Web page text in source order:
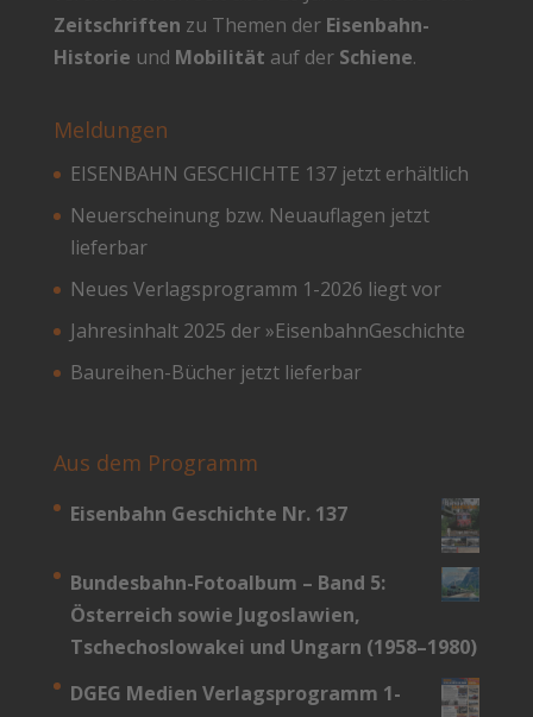
Zeitschriften zu Themen der Eisenbahn-
Historie und Mobilität auf der Schiene.
Meldungen
EISENBAHN GESCHICHTE 137 jetzt erhältlich
Neuerscheinung bzw. Neuauflagen jetzt
lieferbar
Neues Verlagsprogramm 1-2026 liegt vor
Jahresinhalt 2025 der »EisenbahnGeschichte
Baureihen-Bücher jetzt lieferbar
Aus dem Programm
Eisenbahn Geschichte Nr. 137
Bundesbahn-­Fotoalbum – Band 5:
Österreich sowie Jugoslawien,
Tschechoslowakei und Ungarn (1958–1980)
DGEG Medien Verlagsprogramm 1-